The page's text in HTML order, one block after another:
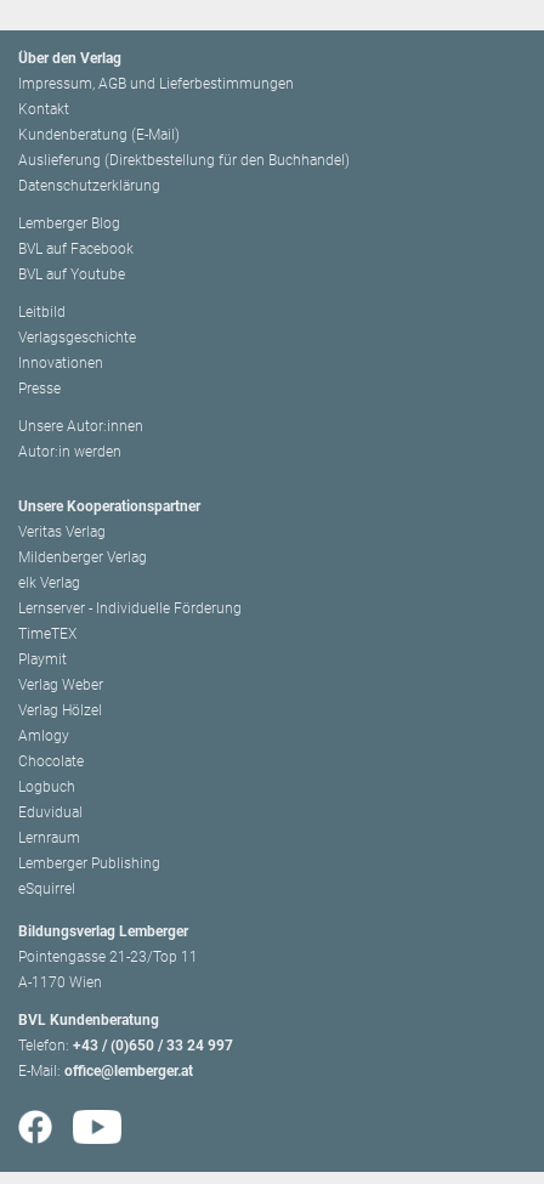
Über den Verlag
Impressum, AGB und Lieferbestimmungen
Kontakt
Kundenberatung (E-Mail)
Auslieferung (Direktbestellung für den Buchhandel)
Datenschutzerklärung
Lemberger Blog
BVL auf Facebook
BVL auf Youtube
Leitbild
Verlagsgeschichte
Innovationen
Presse
Unsere Autor:innen
Autor:in werden
Unsere Kooperationspartner
Veritas Verlag
Mildenberger Verlag
elk Verlag
Lernserver - Individuelle Förderung
TimeTEX
Playmit
Verlag Weber
Verlag Hölzel
Amlogy
Chocolate
Logbuch
Eduvidual
Lernraum
Lemberger Publishing
eSquirrel
Bildungsverlag Lemberger
Pointengasse 21-23/Top 11
A-1170 Wien
BVL Kundenberatung
Telefon: +43 / (0)650 / 33 24 997
E-Mail: office@lemberger.at